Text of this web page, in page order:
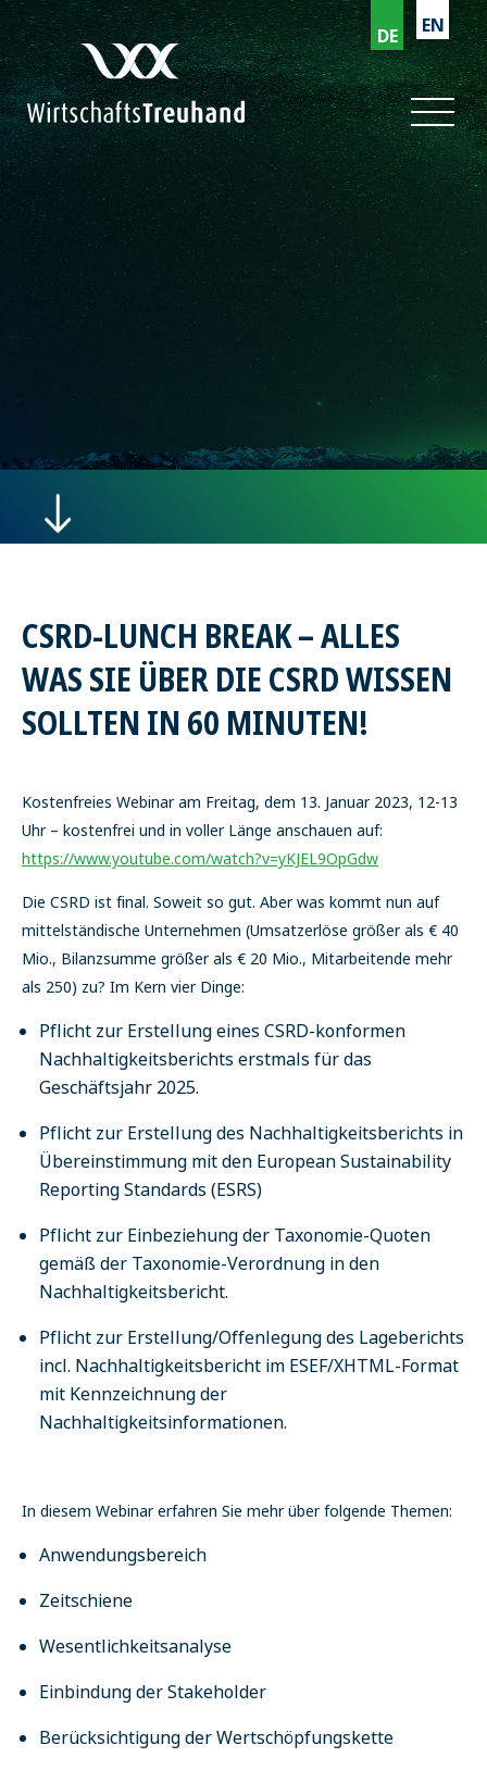
DE EN
CSRD-LUNCH BREAK – ALLES
WAS SIE ÜBER DIE CSRD WISSEN
SOLLTEN IN 60 MINUTEN!
Kostenfreies Webinar am Freitag, dem 13. Januar 2023, 12-13
Uhr – kostenfrei und in voller Länge anschauen auf:
https://www.youtube.com/watch?v=yKJEL9OpGdw
Die CSRD ist final. Soweit so gut. Aber was kommt nun auf
mittelständische Unternehmen (Umsatzerlöse größer als € 40
Mio., Bilanzsumme größer als € 20 Mio., Mitarbeitende mehr
als 250) zu? Im Kern vier Dinge:
Pflicht zur Erstellung eines CSRD-konformen
Nachhaltigkeitsberichts erstmals für das
Geschäftsjahr 2025.
Pflicht zur Erstellung des Nachhaltigkeitsberichts in
Übereinstimmung mit den European Sustainability
Reporting Standards (ESRS)
Pflicht zur Einbeziehung der Taxonomie-Quoten
gemäß der Taxonomie-Verordnung in den
Nachhaltigkeitsbericht.
Pflicht zur Erstellung/Offenlegung des Lageberichts
incl. Nachhaltigkeitsbericht im ESEF/XHTML-Format
mit Kennzeichnung der
Nachhaltigkeitsinformationen.
In diesem Webinar erfahren Sie mehr über folgende Themen:
Anwendungsbereich
Zeitschiene
Wesentlichkeitsanalyse
Einbindung der Stakeholder
Berücksichtigung der Wertschöpfungskette